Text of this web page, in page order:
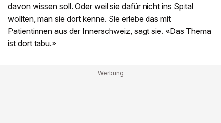
davon wissen soll. Oder weil sie dafür nicht ins Spital
wollten, man sie dort kenne. Sie erlebe das mit
Patientinnen aus der Innerschweiz, sagt sie. «Das Thema
ist dort tabu.»